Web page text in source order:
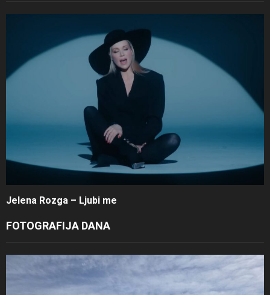
Jelena Rozga – Ljubi me
FOTOGRAFIJA DANA